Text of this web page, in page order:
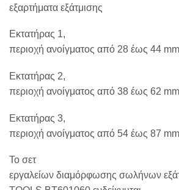
εξαρτήματα εξάτμισης
Εκτατήρας 1,
περιοχή ανοίγματος από 28 έως 44 mm
Εκτατήρας 2,
περιοχή ανοίγματος από 38 έως 62 mm
Εκτατήρας 3,
περιοχή ανοίγματος από 54 έως 87 mm
Το σετ
εργαλείων διαμόρφωσης σωλήνων